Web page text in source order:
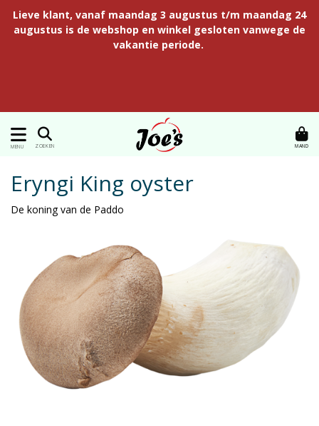
Lieve klant, vanaf maandag 3 augustus t/m maandag 24
augustus is de webshop en winkel gesloten vanwege de
vakantie periode.
MENU ZOEKEN MAND
Eryngi King oyster
De koning van de Paddo